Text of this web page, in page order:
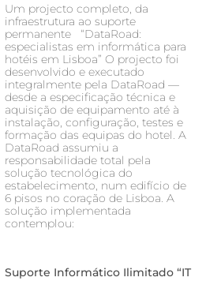
Um projecto completo, da
infraestrutura ao suporte
permanente “DataRoad:
especialistas em informática para
hotéis em Lisboa” O projecto foi
desenvolvido e executado
integralmente pela DataRoad —
desde a especificação técnica e
aquisição de equipamento até à
instalação, configuração, testes e
formação das equipas do hotel. A
DataRoad assumiu a
responsabilidade total pela
solução tecnológica do
estabelecimento, num edifício de
6 pisos no coração de Lisboa. A
solução implementada
contemplou:
Suporte Informático Ilimitado “IT